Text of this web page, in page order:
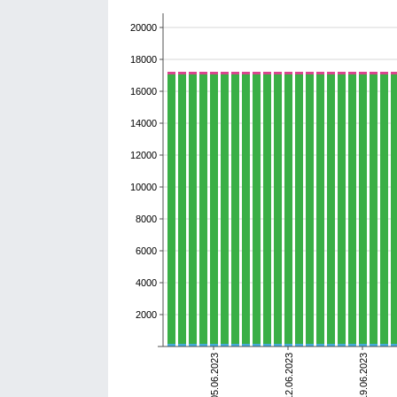
выздоровевшие
болеющие05.06.2023 12.06.2023 19.06.2023
2000
4000
6000
8000
10000
12000
14000
16000
18000
20000